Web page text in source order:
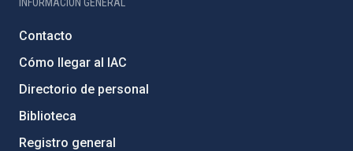
Contacto
Cómo llegar al IAC
Directorio de personal
Biblioteca
Registro general